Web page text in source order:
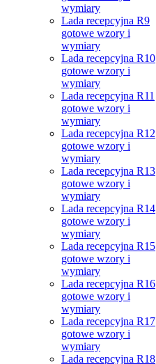
wymiary
Lada recepcyjna R9
gotowe wzory i
wymiary
Lada recepcyjna R10
gotowe wzory i
wymiary
Lada recepcyjna R11
gotowe wzory i
wymiary
Lada recepcyjna R12
gotowe wzory i
wymiary
Lada recepcyjna R13
gotowe wzory i
wymiary
Lada recepcyjna R14
gotowe wzory i
wymiary
Lada recepcyjna R15
gotowe wzory i
wymiary
Lada recepcyjna R16
gotowe wzory i
wymiary
Lada recepcyjna R17
gotowe wzory i
wymiary
Lada recepcyjna R18